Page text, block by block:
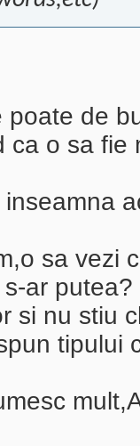
poate de
ca o sa fie
sa vezi
ar
si nu stiu
tipului